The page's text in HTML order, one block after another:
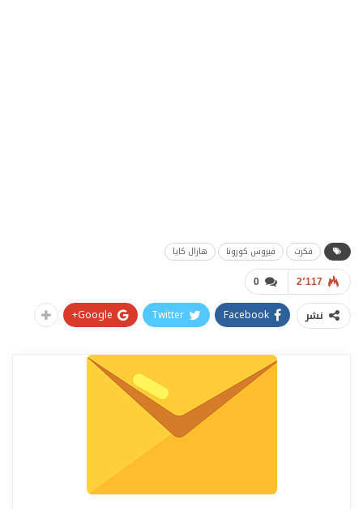
فكرت فيروس كورونا هازال كايا
0 2٬117
نشر Facebook
Twitter
Google+